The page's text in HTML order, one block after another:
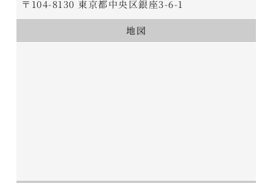
〒104-8130 東京都中央区銀座3-6-1
地図